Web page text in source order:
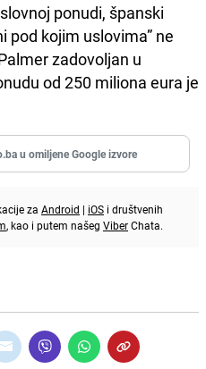
ponudi, španski
pod kojim uslovima” ne
zadovoljan u
od 250 miliona eura je
u omiljene Google izvore
za Android | iOS i društvenih
, kao i putem našeg ViberChata.